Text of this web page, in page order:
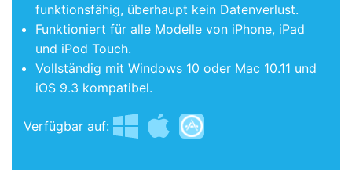
funktionsfähig, überhaupt kein Datenverlust.
Funktioniert für alle Modelle von iPhone, iPad
und iPod Touch.
Vollständig mit Windows 10 oder Mac 10.11 und
iOS 9.3 kompatibel.
Verfügbar auf: